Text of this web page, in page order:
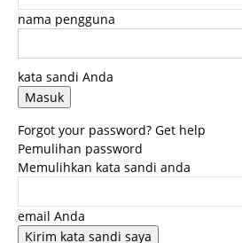
nama pengguna
kata sandi Anda
Forgot your password? Get help
Pemulihan password
Memulihkan kata sandi anda
email Anda